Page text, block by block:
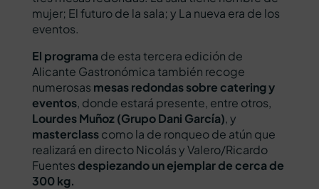
mujer; El futuro de la sala; y La nueva era de los
eventos.
El programa de esta tercera edición de
Alicante Gastronómica también recoge
numerosas mesas redondas sobre catering y
eventos, donde estará presente, entre otros,
Lourdes Muñoz (Grupo Dani García), y
masterclasscomo la de ronqueo de atún que
realizará en directo Nicolás y Valero/Ricardo
Fuentesdespiezando un ejemplar de cerca de
300 kg.